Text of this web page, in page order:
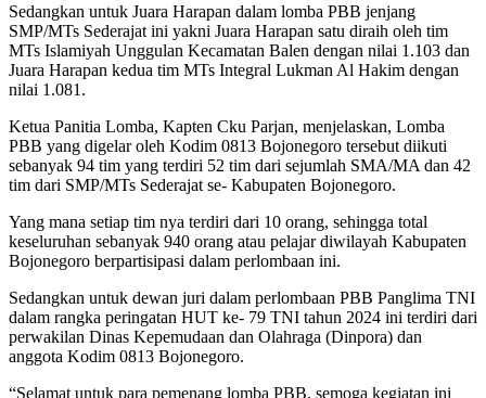
Sedangkan untuk Juara Harapan dalam lomba PBB jenjang
SMP/MTs Sederajat ini yakni Juara Harapan satu diraih oleh tim
MTs Islamiyah Unggulan Kecamatan Balen dengan nilai 1.103 dan
Juara Harapan kedua tim MTs Integral Lukman Al Hakim dengan
nilai 1.081.
Ketua Panitia Lomba, Kapten Cku Parjan, menjelaskan, Lomba
PBB yang digelar oleh Kodim 0813 Bojonegoro tersebut diikuti
sebanyak 94 tim yang terdiri 52 tim dari sejumlah SMA/MA dan 42
tim dari SMP/MTs Sederajat se- Kabupaten Bojonegoro.
Yang mana setiap tim nya terdiri dari 10 orang, sehingga total
keseluruhan sebanyak 940 orang atau pelajar diwilayah Kabupaten
Bojonegoro berpartisipasi dalam perlombaan ini.
Sedangkan untuk dewan juri dalam perlombaan PBB Panglima TNI
dalam rangka peringatan HUT ke- 79 TNI tahun 2024 ini terdiri dari
perwakilan Dinas Kepemudaan dan Olahraga (Dinpora) dan
anggota Kodim 0813 Bojonegoro.
“Selamat untuk para pemenang lomba PBB, semoga kegiatan ini